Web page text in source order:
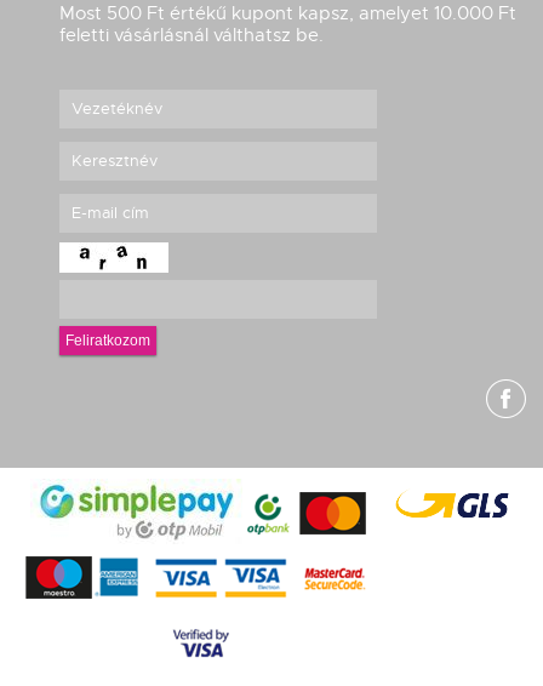
Most 500 Ft értékű kupont kapsz, amelyet 10.000 Ft
feletti vásárlásnál válthatsz be.
Feliratkozom
g